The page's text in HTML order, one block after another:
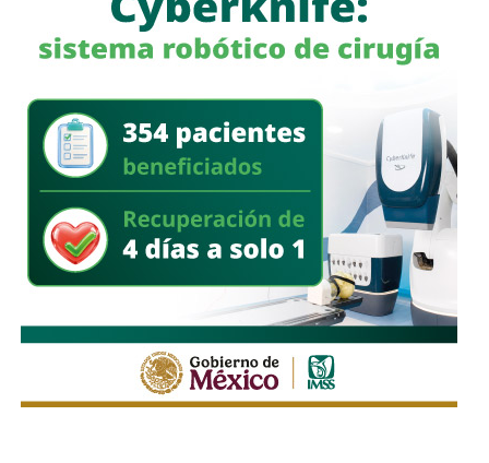
Constitución Política.